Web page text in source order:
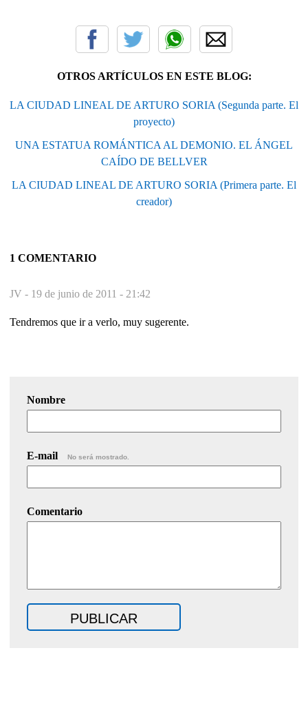
OTROS ARTÍCULOS EN ESTE BLOG:
LA CIUDAD LINEAL DE ARTURO SORIA (Segunda parte. El
proyecto)
UNA ESTATUA ROMÁNTICA AL DEMONIO. EL ÁNGEL
CAÍDO DE BELLVER
LA CIUDAD LINEAL DE ARTURO SORIA (Primera parte. El
creador)
1 COMENTARIO
JV - 19 de junio de 2011 - 21:42
Tendremos que ir a verlo, muy sugerente.
Nombre
E-mail No será mostrado.
Comentario